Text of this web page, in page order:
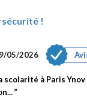
!
05/2026
à Paris